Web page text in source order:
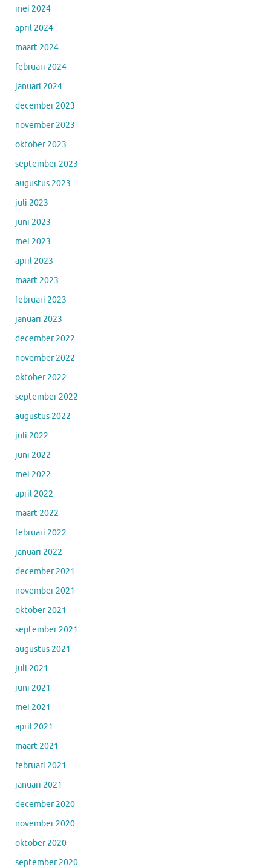
mei 2024
april 2024
maart 2024
februari 2024
januari 2024
december 2023
november 2023
oktober 2023
september 2023
augustus 2023
juli 2023
juni 2023
mei 2023
april 2023
maart 2023
februari 2023
januari 2023
december 2022
november 2022
oktober 2022
september 2022
augustus 2022
juli 2022
juni 2022
mei 2022
april 2022
maart 2022
februari 2022
januari 2022
december 2021
november 2021
oktober 2021
september 2021
augustus 2021
juli 2021
juni 2021
mei 2021
april 2021
maart 2021
februari 2021
januari 2021
december 2020
november 2020
oktober 2020
september 2020